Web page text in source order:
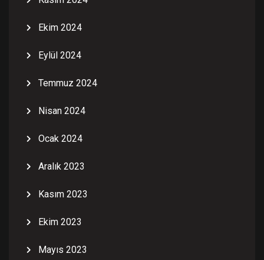
Ekim 2024
Eylül 2024
Temmuz 2024
Nisan 2024
Ocak 2024
Aralık 2023
Kasım 2023
Ekim 2023
Mayıs 2023